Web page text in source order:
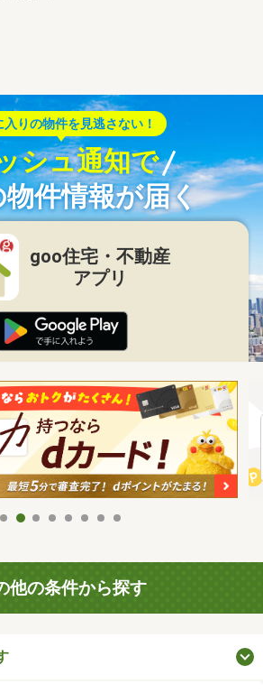
入りの物件を見逃さない！
シュ通知で
件情報が届く
goo住宅・不動産
アプリ
他の条件から探す